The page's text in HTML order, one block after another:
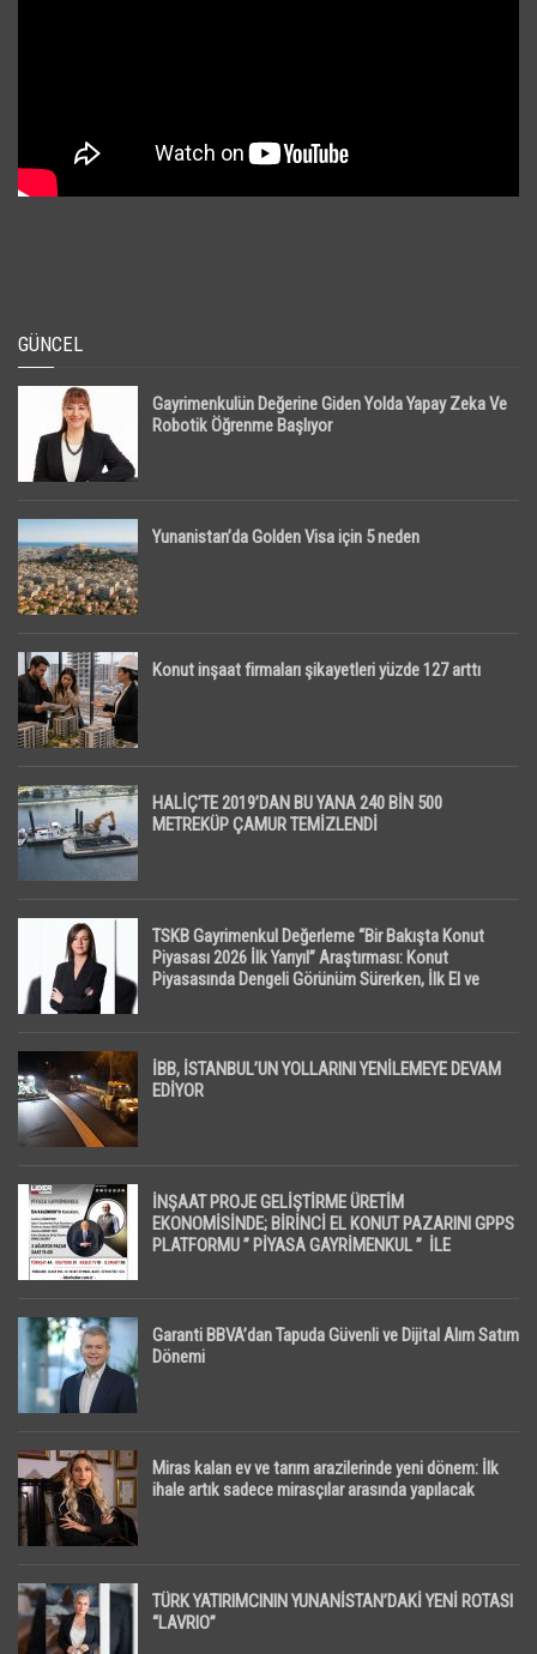
GÜNCEL
Gayrimenkulün Değerine Giden Yolda Yapay Zeka Ve
Robotik Öğrenme Başlıyor
Yunanistan’da Golden Visa için 5 neden
Konut inşaat firmaları şikayetleri yüzde 127 arttı
HALİÇ’TE 2019’DAN BU YANA 240 BİN 500
METREKÜP ÇAMUR TEMİZLENDİ
TSKB Gayrimenkul Değerleme “Bir Bakışta Konut
Piyasası 2026 İlk Yarıyıl” Araştırması: Konut
Piyasasında Dengeli Görünüm Sürerken, İlk El ve
İBB, İSTANBUL’UN YOLLARINI YENİLEMEYE DEVAM
EDİYOR
İNŞAAT PROJE GELİŞTİRME ÜRETİM
EKONOMİSİNDE; BİRİNCİ EL KONUT PAZARINI GPPS
PLATFORMU ” PİYASA GAYRİMENKUL ” İLE
Garanti BBVA’dan Tapuda Güvenli ve Dijital Alım Satım
Dönemi
Miras kalan ev ve tarım arazilerinde yeni dönem: İlk
ihale artık sadece mirasçılar arasında yapılacak
TÜRK YATIRIMCININ YUNANİSTAN’DAKİ YENİ ROTASI
“LAVRIO”